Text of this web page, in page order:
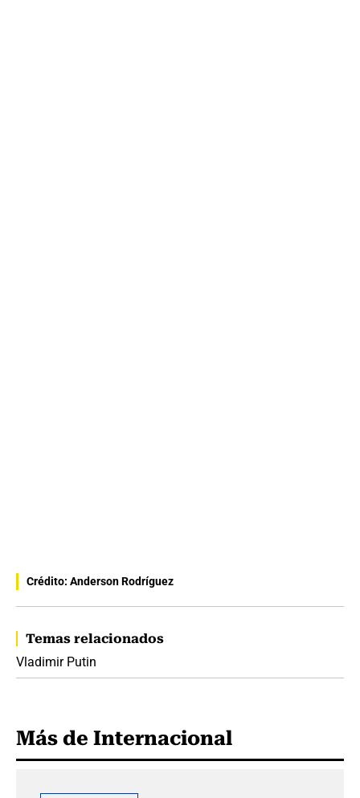
Crédito: Anderson Rodríguez
Temas relacionados
Vladimir Putin
Más de Internacional